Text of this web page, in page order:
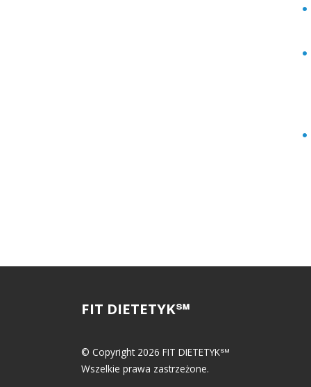
FIT DIETETYK℠
© Copyright 2026 FIT DIETETYK℠
Wszelkie prawa zastrzeżone.